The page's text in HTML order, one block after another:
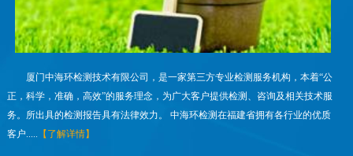
厦门中海环检测技术有限公司，是一家第三方专业检测服务机构，本着“公
正，科学，准确，高效”的服务理念，为广大客户提供检测、咨询及相关技术服
务。所出具的检测报告具有法律效力。 中海环检测在福建省拥有各行业的优质
客户..... 【了解详情】